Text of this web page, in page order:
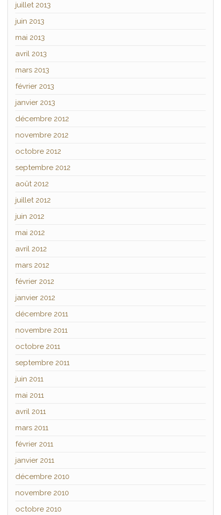
juillet 2013
juin 2013
mai 2013
avril 2013
mars 2013
février 2013
janvier 2013
décembre 2012
novembre 2012
octobre 2012
septembre 2012
août 2012
juillet 2012
juin 2012
mai 2012
avril 2012
mars 2012
février 2012
janvier 2012
décembre 2011
novembre 2011
octobre 2011
septembre 2011
juin 2011
mai 2011
avril 2011
mars 2011
février 2011
janvier 2011
décembre 2010
novembre 2010
octobre 2010